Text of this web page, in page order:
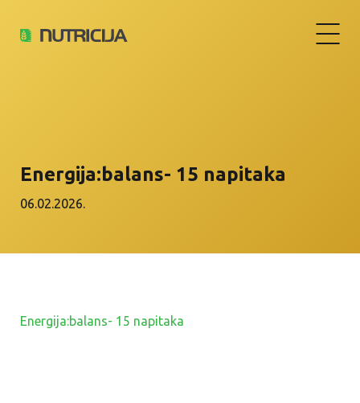
Energija:balans- 15 napitaka
06.02.2026.
Energija:balans- 15 napitaka